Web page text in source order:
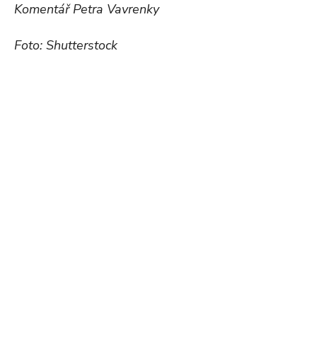
Komentář Petra Vavrenky
Foto: Shutterstock